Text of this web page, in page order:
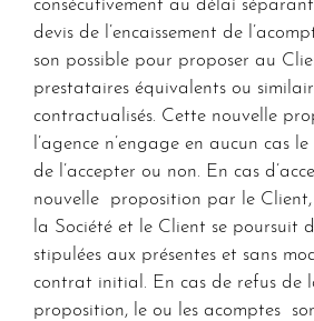
consécutivement au délai
devis de l’encaissement de
son possible pour proposer au
prestataires équivalents ou
contractualisés. Cette nouvelle
l’agence n’engage en aucun cas
de l’accepter ou non. En cas
nouvelle proposition par le
la Société et le Client se poursuit
stipulées aux présentes et sans
contrat initial. En cas de refus de
proposition, le ou les acomptes